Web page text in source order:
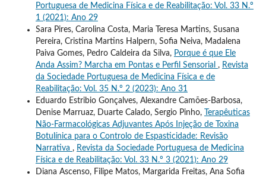
Portuguesa de Medicina Física e de Reabilitação: Vol. 33 N.º
1 (2021): Ano 29
Sara Pires, Carolina Costa, Maria Teresa Martins, Susana
Pereira, Cristina Martins Halpern, Sofia Neiva, Madalena
Paiva Gomes, Pedro Caldeira da Silva, Porque é que Ele
Anda Assim? Marcha em Pontas e Perfil Sensorial , Revista
da Sociedade Portuguesa de Medicina Física e de
Reabilitação: Vol. 35 N.º 2 (2023): Ano 31
Eduardo Estribio Gonçalves, Alexandre Camões-Barbosa,
Denise Marruaz, Duarte Calado, Sergio Pinho,
Terapêuticas
Não-Farmacológicas Adjuvantes Após Injeção de Toxina
Botulínica para o Controlo de Espasticidade: Revisão
Narrativa , Revista da Sociedade Portuguesa de Medicina
Física e de Reabilitação: Vol. 33 N.º 3 (2021): Ano 29
Diana Ascenso, Filipe Matos, Margarida Freitas, Ana Sofia